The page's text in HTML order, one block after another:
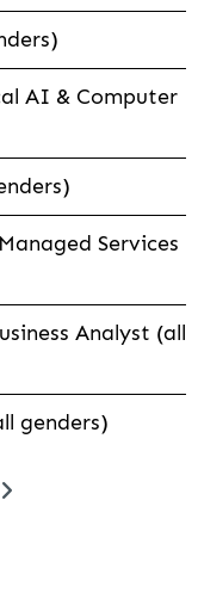
AI & Computer
Services
Analyst (all
genders)